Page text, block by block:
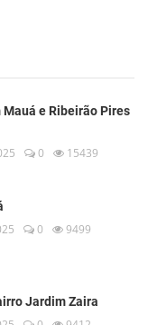
e Ribeirão Pires
0 15439
0 9499
Jardim Zaira